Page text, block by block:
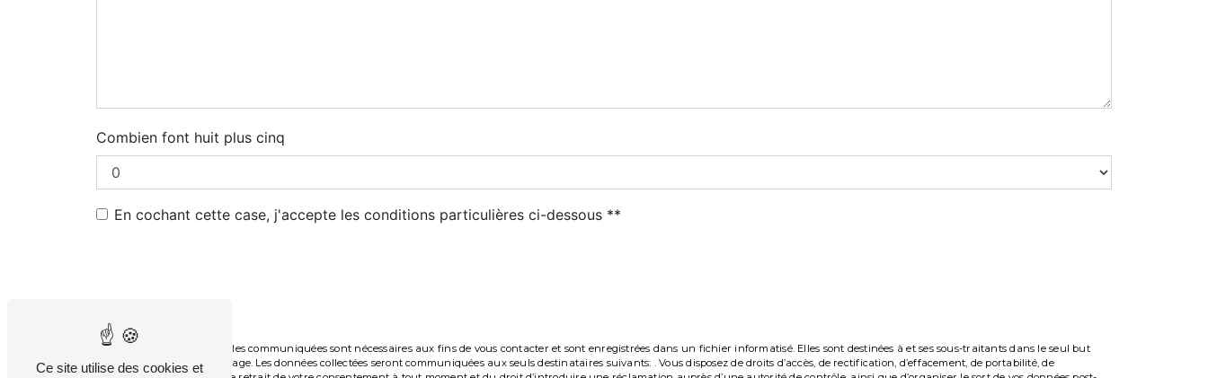
Combien font huit plus cinq
En cochant cette case, j'accepte les conditions particulières ci-dessous **
** Les données personnelles communiquées sont nécessaires aux fins de vous contacter et sont enregistrées dans un fichier informatisé. Elles sont destinées à et ses sous-traitants dans le seul but
de répondre à votre message. Les données collectées seront communiquées aux seuls destinataires suivants: . Vous disposez de droits d’accès, de rectification, d’effacement, de portabilité, de
Ce site utilise des cookies et